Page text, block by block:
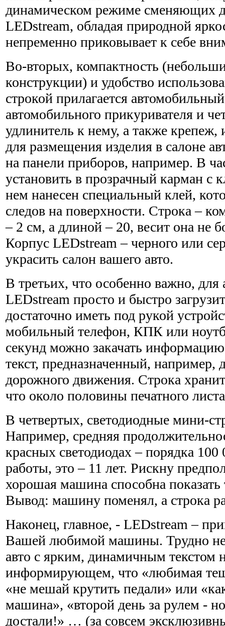
динамическом режиме сменяющих
LEDstream, обладая природной
непременно приковывает к себе
Во-вторых, компактность
конструкции) и удобство
строкой прилагается
автомобильного прикуривателя и
удлинитель к нему, а также
для размещения изделия в салоне
на панели приборов, например. В
установить в прозрачный карман с
нем нанесен специальный клей,
следов на поверхности. Строка –
– 2 см, а длиной – 20, весит она не
Корпус LEDstream – черного или
украсить салон вашего авто.
В третьих, что особенно важно, для
LEDstream просто и быстро
достаточно иметь под рукой
мобильный телефон, КПК или
секунд можно закачать
текст, предназначенный, например,
дорожного движения. Строка
что около половины печатного
В четвертых, светодиодные мини-
Например, средняя
красных светодиодах – порядка
работы, это – 11 лет. Рискну
хорошая машина способна показать
Вывод: машину поменял, а строка
Наконец, главное, - LEDstream –
Вашей любимой машины. Трудно не
авто с ярким, динамичным текстом
информирующем, что «любимая
«не мешай крутить педали» или
машина», «второй день за рулем -
достали!» … (за совсем